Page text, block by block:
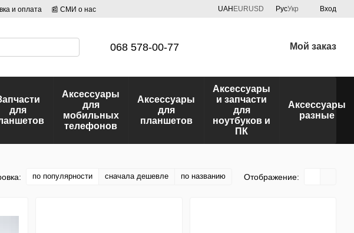
и оплата
📰 СМИ о нас
UAH EURUSD РусУкр Вход
068 578-00-77 Мой заказ
для
Аксессуары
для
мобильных
телефонов
Аксессуары
для
планшетов
Аксессуары
и запчасти
для
ноутбуков и
ПК
Аксессуары
разные
по популярности сначала дешевле по названию Отображение: